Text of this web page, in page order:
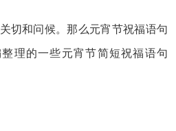
切和问候。那么元宵节祝福语句
理的一些元宵节简短祝福语句